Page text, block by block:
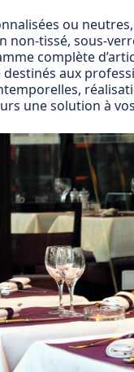
ou
non-tissé, sous-
complète
aux
une solution à